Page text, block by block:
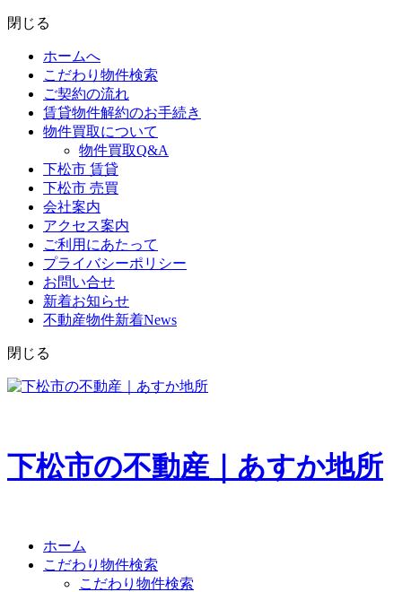
閉じる
ホームへ
こだわり物件検索
ご契約の流れ
賃貸物件解約のお手続き
物件買取について
物件買取Q&A
下松市 賃貸
下松市 売買
会社案内
アクセス案内
ご利用にあたって
プライバシーポリシー
お問い合せ
新着お知らせ
不動産物件新着News
閉じる
下松市の不動産｜あすか地所
ホーム
こだわり物件検索
こだわり物件検索